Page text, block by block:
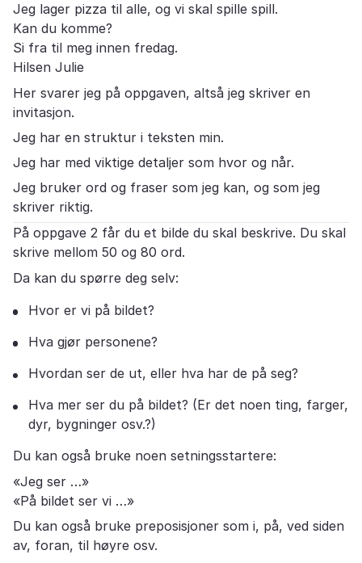
Jeg lager pizza til alle, og vi skal spille spill.
Kan du komme?
Si fra til meg innen fredag.
Hilsen Julie
Her svarer jeg på oppgaven, altså jeg skriver en
invitasjon.
Jeg har en struktur i teksten min.
Jeg har med viktige detaljer som hvor og når.
Jeg bruker ord og fraser som jeg kan, og som jeg
skriver riktig.
På oppgave 2 får du et bilde du skal beskrive. Du skal
skrive mellom 50 og 80 ord.
Da kan du spørre deg selv:
Hvor er vi på bildet?
Hva gjør personene?
Hvordan ser de ut, eller hva har de på seg?
Hva mer ser du på bildet? (Er det noen ting, farger,
dyr, bygninger osv.?)
Du kan også bruke noen setningsstartere:
«Jeg ser …»
«På bildet ser vi …»
Du kan også bruke preposisjoner som i, på, ved siden
av, foran, til høyre osv.